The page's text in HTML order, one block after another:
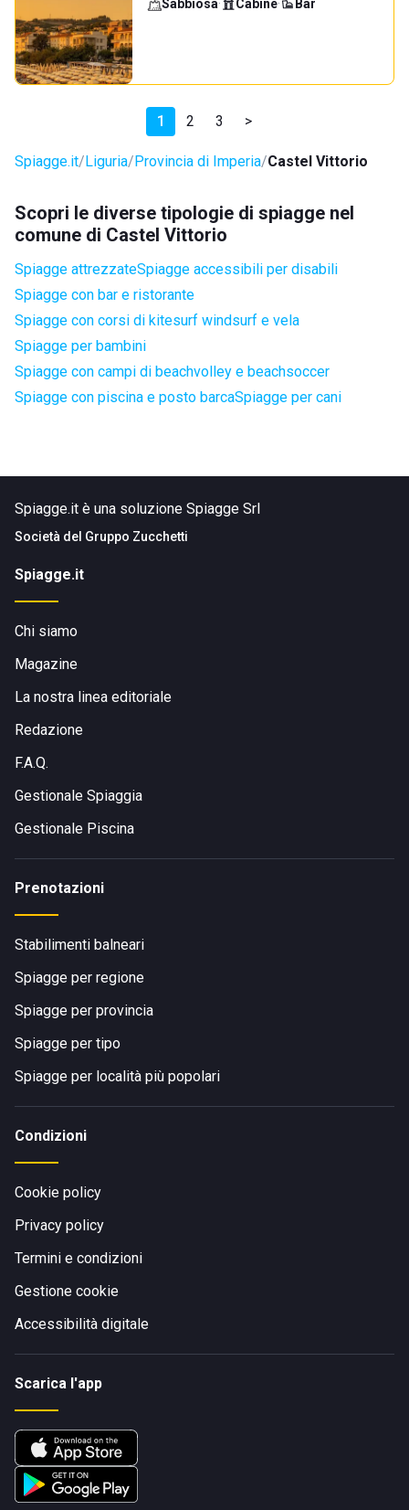
Sabbiosa· Cabine· Bar
1 2 3 >
Spiagge.it Liguria Provincia di Imperia Castel Vittorio
Scopri le diverse tipologie di spiagge nel
comune di Castel Vittorio
Spiagge attrezzateSpiagge accessibili per disabili
Spiagge con bar e ristorante
Spiagge con corsi di kitesurf windsurf e vela
Spiagge per bambini
Spiagge con campi di beachvolley e beachsoccer
Spiagge con piscina e posto barcaSpiagge per cani
Spiagge.it è una soluzione Spiagge Srl
Società del Gruppo Zucchetti
Spiagge.it
Chi siamo
Magazine
La nostra linea editoriale
Redazione
F.A.Q.
Gestionale Spiaggia
Gestionale Piscina
Prenotazioni
Stabilimenti balneari
Spiagge per regione
Spiagge per provincia
Spiagge per tipo
Spiagge per località più popolari
Condizioni
Cookie policy
Privacy policy
Termini e condizioni
Gestione cookie
Accessibilità digitale
Scarica l'app